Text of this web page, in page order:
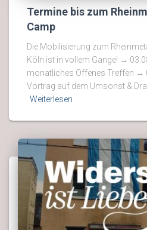
Termine bis zum
Camp
Die Mobilisierung zum
Köln ist in vollem Gange! →
monatliches Offenes Treffen →
Vortrag auf dem Umsonst &
Weiterlesen